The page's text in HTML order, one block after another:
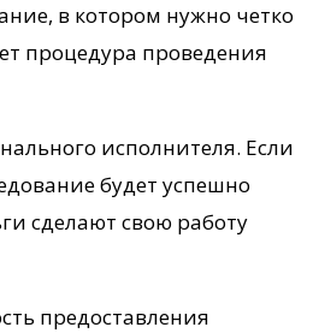
в котором нужно четко
процедура проведения
исполнителя. Если
будет успешно
сделают свою работу
предоставления